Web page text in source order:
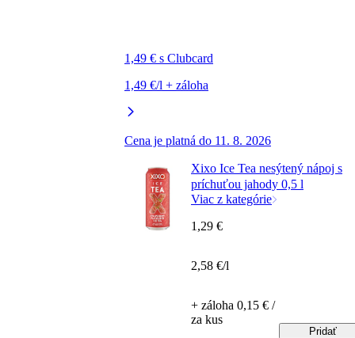
1,49 € s Clubcard
1,49 €/l + záloha
Cena je platná do 11. 8. 2026
Xixo Ice Tea nesýtený nápoj s
príchuťou jahody 0,5 l
Viac z kategórie
1,29 €
2,58 €/l
+ záloha 0,15 € /
za kus
Pridať